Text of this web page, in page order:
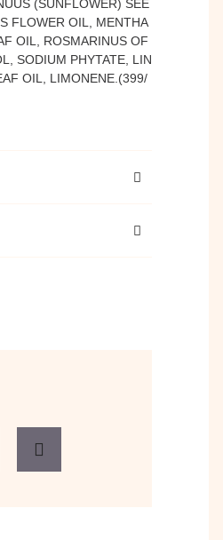
(SUNFLOWER) SEE
FLOWER OIL, MENTHA
OIL, ROSMARINUS OF
SODIUM PHYTATE, LIN
OIL, LIMONENE.(399/